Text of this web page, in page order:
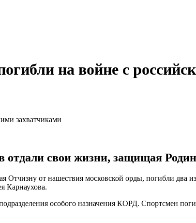
на войне с
отдали свои жизни, защищая
Отчизну от нашествия московской орды, погибли два
Карнаухова.
особого назначения КОРД. Спортсмен